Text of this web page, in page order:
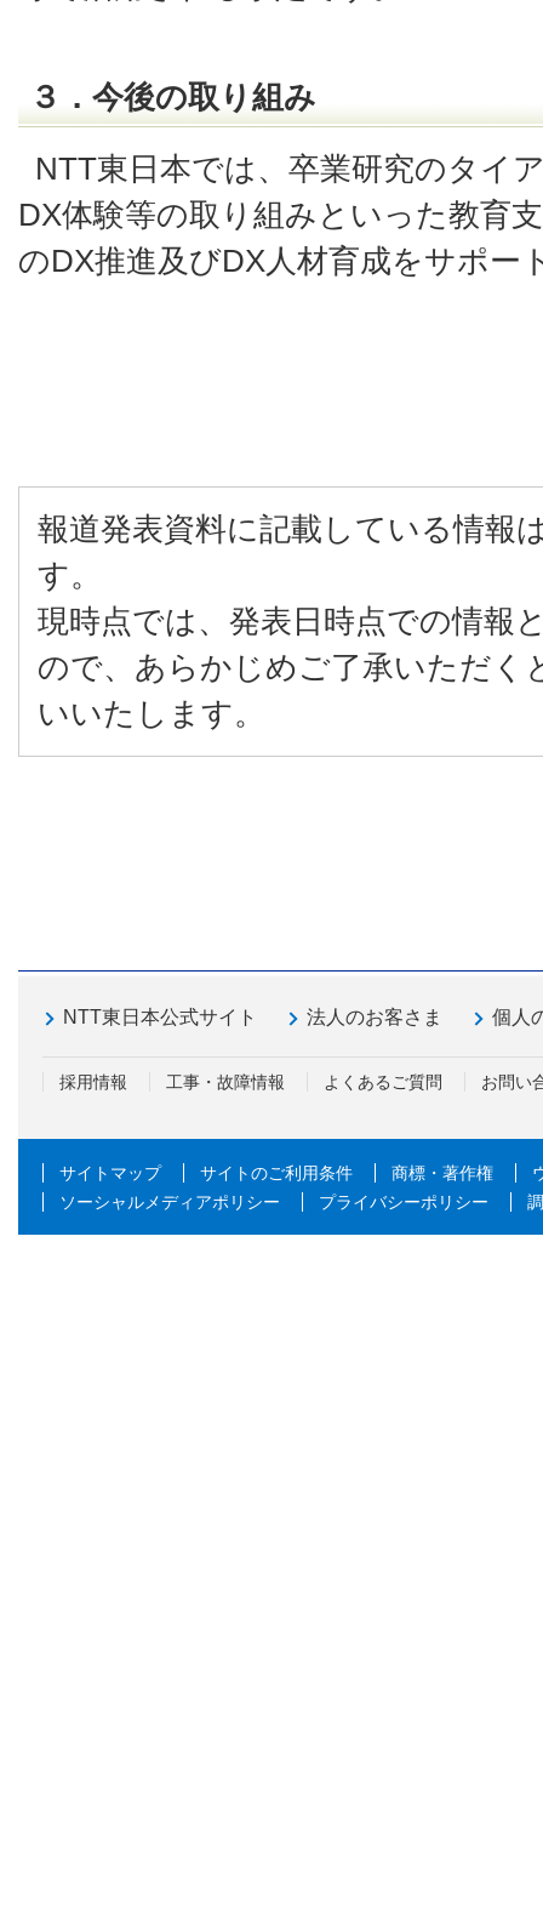
３．今後の取り組み
NTT東日本では、卒業研究のタイ
DX体験等の取り組みといった教育
のDX推進及びDX人材育成をサポー
報道発表資料に記載している情報
す。
現時点では、発表日時点での情報
ので、あらかじめご了承いただく
いいたします。
NTT東日本公式サイト 法人のお客さま 個人
採用情報 工事・故障情報 よくあるご質問 お問い
サイトマップ サイトのご利用条件 商標・著作権
ソーシャルメディアポリシー
プライバシーポリシー